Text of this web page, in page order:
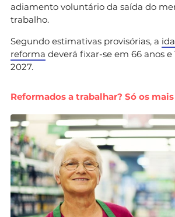
adiamento voluntário da saída do
trabalho.
Segundo estimativas provisórias, a
reforma deverá fixar-se em 66 anos e
2027.
Reformados a trabalhar? Só os